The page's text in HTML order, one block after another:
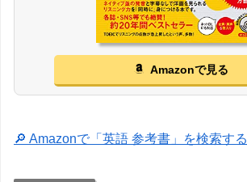
Amazonで見る
🔎 Amazonで「英語 参考書」を検索する